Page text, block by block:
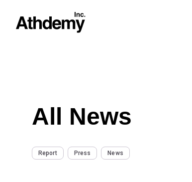
All News
Report Press News